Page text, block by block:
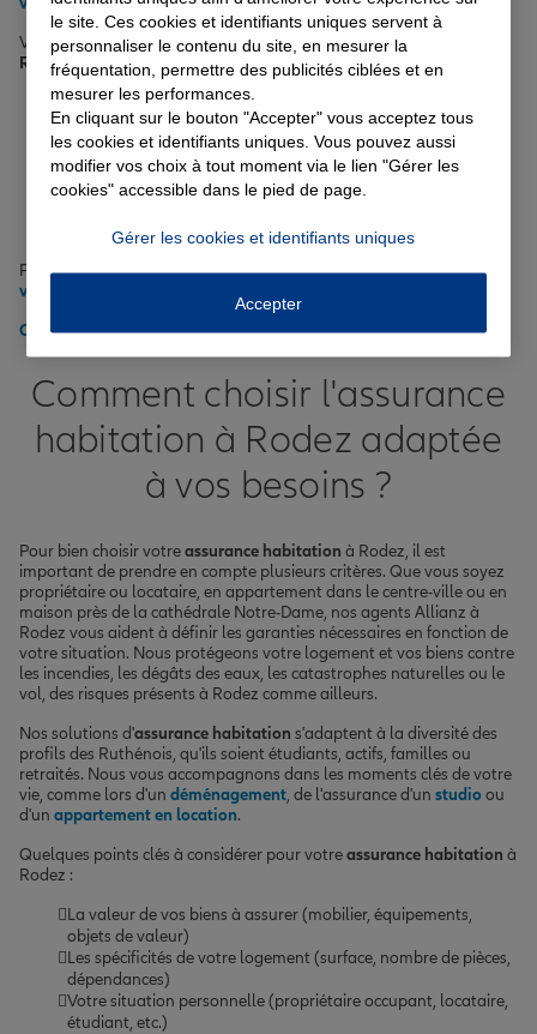
Voici quelques conseils pour bien choisir votreassurance auto à
Rodez:
Évaluez vos besoins en fonction de votre usage du véhicule
(trajets quotidiens dans les rues de Rodez, longs
déplacements sur la rocade, etc.)
Choisissez le niveau de garantie adapté (tiers, intermédiaire,
tous risques)
de remplacement
Pour plus d'informations, consultez nosconseils pour bien choisir
votre assurance auto
Obtenir un tarif pour votre assurance auto à Rodez
Comment choisir l'assurance
habitation à Rodez adaptée
à vos besoins ?
Pour bien choisir votreassurance habitation à Rodez, il est
important de prendre en compte plusieurs critères. Que vous soyez
propriétaire ou locataire, en appartement dans le centre-ville ou en
maison près de la cathédrale Notre-Dame, nos agents Allianz à
Rodez vous aident à définir les garanties nécessaires en fonction de
votre situation. Nous protégeons votre logement et vos biens contre
les incendies, les dégâts des eaux, les catastrophes naturelles ou le
vol, des risques présents à Rodez comme ailleurs.
Nos solutions d'assurance habitation s'adaptent à la diversité des
profils des Ruthénois, qu'ils soient étudiants, actifs, familles ou
retraités. Nous vous accompagnons dans les moments clés de votre
vie, comme lors d'un déménagement, de l'assurance d'un studioou
d'un appartement en location.
Quelques points clés à considérer pour votreassurance habitation à
Rodez :
La valeur de vos biens à assurer (mobilier, équipements,
objets de valeur)
Les spécificités de votre logement (surface, nombre de pièces,
dépendances)
Votre situation personnelle (propriétaire occupant, locataire,
étudiant, etc.)
le site. Ces cookies et identifiants uniques servent à
personnaliser le contenu du site, en mesurer la
fréquentation, permettre des publicités ciblées et en
mesurer les performances.
En cliquant sur le bouton "Accepter" vous acceptez tous
les cookies et identifiants uniques. Vous pouvez aussi
modifier vos choix à tout moment via le lien "Gérer les
cookies" accessible dans le pied de page.
Gérer les cookies et identifiants uniques
Accepter